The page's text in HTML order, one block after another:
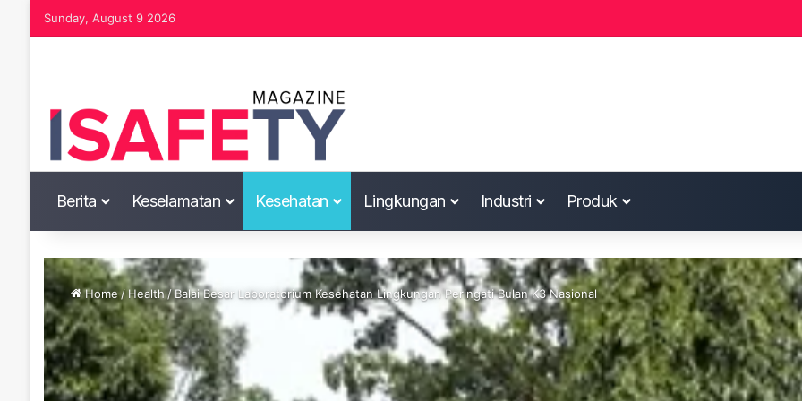
Sunday, August 9 2026
Berita Keselamatan Kesehatan Lingkungan Industri Produk
Home / Health /Balai Besar Laboratorium Kesehatan Lingkungan Peringati Bulan K3 Nasional